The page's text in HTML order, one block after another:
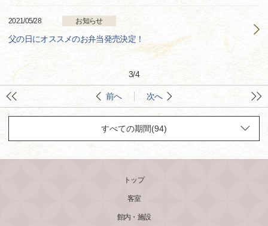
2021/05/28 お知らせ
父の日にオススメのお弁当発売決定！
3/4
前へ 次へ
トップ
客室
館内・施設